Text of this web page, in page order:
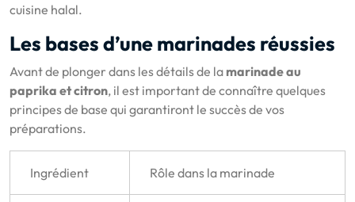
cuisine halal.
Les bases d’une marinades réussies
Avant de plonger dans les détails de la marinade au
paprika et citron, il est important de connaître quelques
principes de base qui garantiront le succès de vos
préparations.
Ingrédient Rôle dans la marinade